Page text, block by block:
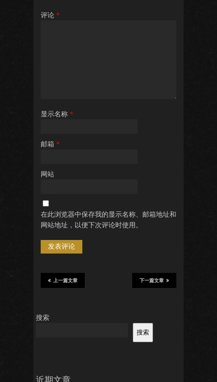
评论 *
显示名称 *
邮箱 *
网站
在此浏览器中保存我的显示名称、邮箱地址和
网站地址，以便下次评论时使用。
下一篇文章
上一篇文章
搜索
搜索